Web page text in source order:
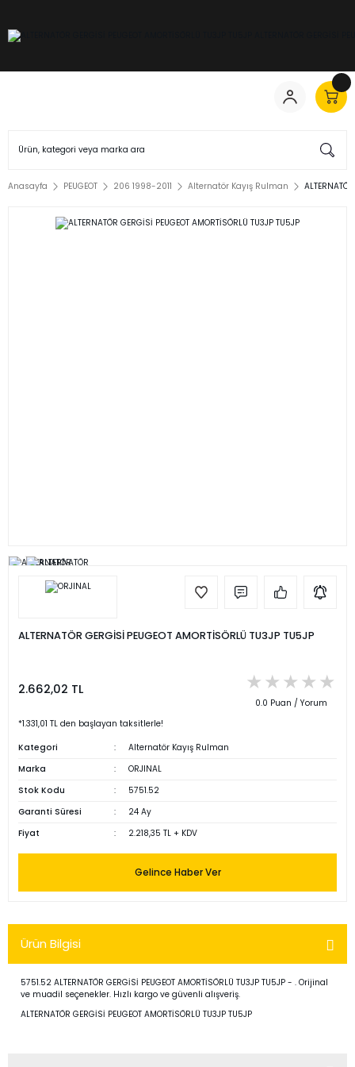
Anasayfa PEUGEOT 206 1998-2011 Alternatör Kayış Rulman
ALTERNATÖR GERGİSİ PEUGEOT AMORTİSÖRLÜ TU3JP TU5JP
2.662,02 TL
0.0 Puan / Yorum
*1.331,01 TL den başlayan taksitlerle!
Kategori
Alternatör Kayış Rulman
Marka
ORJINAL
Stok Kodu
5751.52
Garanti Süresi
24 Ay
Fiyat
2.218,35 TL + KDV
Gelince Haber Ver
Ürün Bilgisi
5751.52 ALTERNATÖR GERGİSİ PEUGEOT AMORTİSÖRLÜ TU3JP TU5JP - . Orijinal
ve muadil seçenekler. Hızlı kargo ve güvenli alışveriş.
ALTERNATÖR GERGİSİ PEUGEOT AMORTİSÖRLÜ TU3JP TU5JP